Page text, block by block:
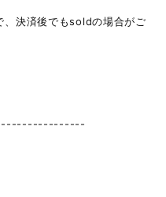
、決済後でもsoldの場合がご